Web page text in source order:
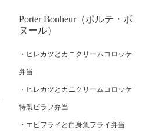
Porter Bonheur（ポルテ・ボ
ヌール）
ヒレカツとカニクリームコロッケ
弁当
ヒレカツとカニクリームコロッケ
特製ピラフ弁当
エビフライと白身魚フライ弁当